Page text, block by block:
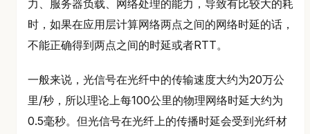
力、服务器负载、网络处理的能力，导致有比较大的耗
时，如果在应用层计算网络两点之间的网络时延的话，
不能正确得到两点之间的时延或者RTT。
一般来说，光信号在光纤中的传输速度大约为20万公
里/秒，所以理论上每100公里的物理网络时延大约为
0.5毫秒。但光信号在光纤上的传播时延会受到光纤材